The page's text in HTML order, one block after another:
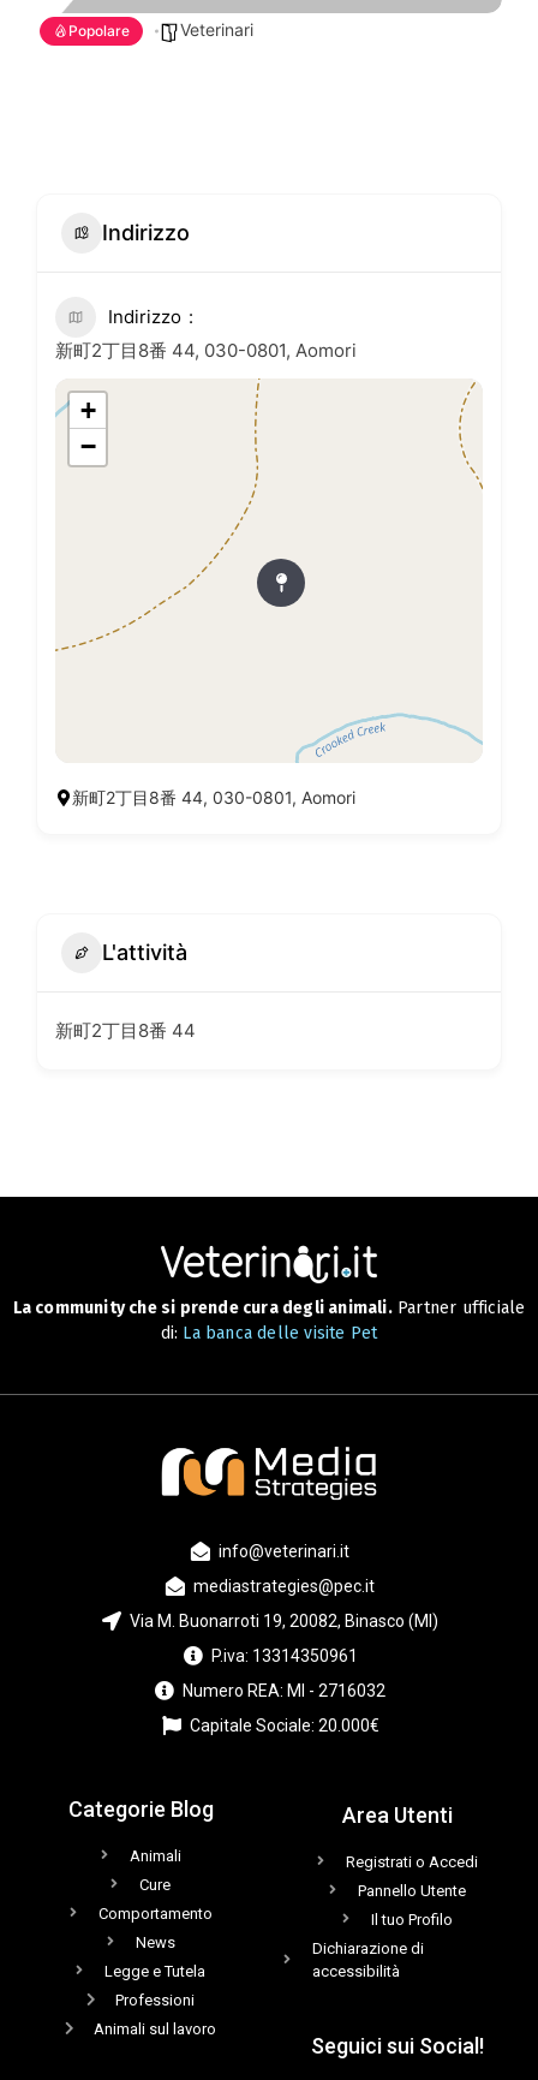
Popolare Veterinari
Indirizzo
Indirizzo
新町2丁目8番 44, 030-0801, Aomori
+
−
新町2丁目8番 44, 030-0801, Aomori
L'attività
新町2丁目8番 44
La community che si prende cura degli animali.Partner ufficiale
di: La banca delle visite Pet
info@veterinari.it
mediastrategies@pec.it
Via M. Buonarroti 19, 20082, Binasco (MI)
P.iva: 13314350961
Numero REA: MI - 2716032
Capitale Sociale: 20.000€
Categorie Blog
Animali
Cure
Comportamento
News
Legge e Tutela
Professioni
Animali sul lavoro
Area Utenti
Registrati o Accedi
Pannello Utente
Il tuo Profilo
Dichiarazione di
accessibilità
Seguici sui Social!